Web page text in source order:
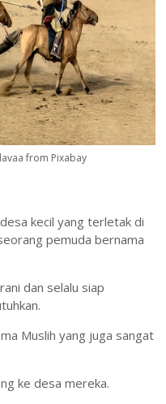
from Pixabay
kecil yang terletak di
pemuda bernama
dan selalu siap
Muslih yang juga sangat
ke desa mereka.